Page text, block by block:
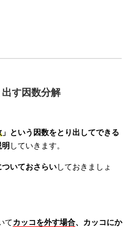
す因数分解
」という因数をとり出してできる
明 していきます。
ついておさらいしておきましょ
て カッコを外す場合、カッコにか